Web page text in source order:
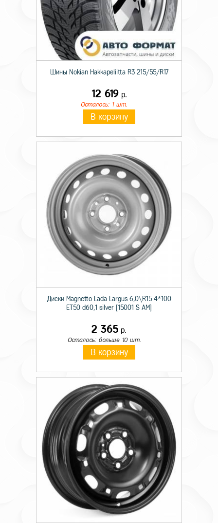
Шины Nokian Hakkapeliitta R3 215/55/R17
12 619р.
Осталось: 1 шт.
В корзину
Диски Magnetto Lada Largus 6,0\R15 4*100
ET50 d60,1 silver [15001 S AM]
2 365 р.
Осталось: больше 10 шт.
В корзину